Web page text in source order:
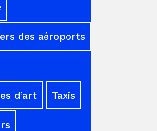
des aéroports
d’art Taxis